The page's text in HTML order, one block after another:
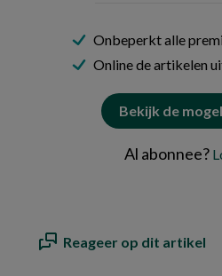
Onbeperkt alle
Online de artikelen
Bekijk de
Al abonnee?
Reageer op dit artikel